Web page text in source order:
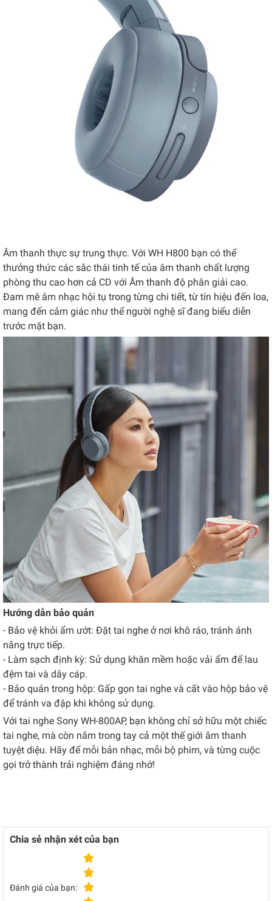
Âm thanh thực sự trung thực. Với WH H800 bạn có thể
thưởng thức các sắc thái tinh tế của âm thanh chất lượng
phòng thu cao hơn cả CD với Âm thanh độ phân giải cao.
Đam mê âm nhạc hội tụ trong từng chi tiết, từ tín hiệu đến loa,
mang đến cảm giác như thể người nghệ sĩ đang biểu diễn
trước mặt bạn.
Hướng dẫn bảo quản
- Bảo vệ khỏi ẩm ướt: Đặt tai nghe ở nơi khô ráo, tránh ánh
nắng trực tiếp.
- Làm sạch định kỳ: Sử dụng khăn mềm hoặc vải ẩm để lau
đệm tai và dây cáp.
- Bảo quản trong hộp: Gấp gọn tai nghe và cất vào hộp bảo vệ
để tránh va đập khi không sử dụng.
Với tai nghe Sony WH-800AP, bạn không chỉ sở hữu một chiếc
tai nghe, mà còn nắm trong tay cả một thế giới âm thanh
tuyệt diệu. Hãy để mỗi bản nhạc, mỗi bộ phim, và từng cuộc
gọi trở thành trải nghiệm đáng nhớ!
Chia sẻ nhận xét của bạn
Đánh giá của bạn: